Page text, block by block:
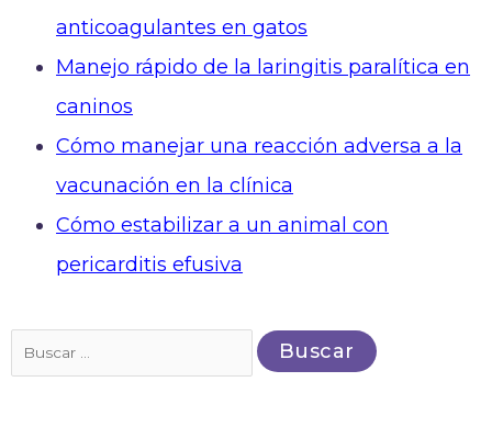
anticoagulantes en gatos
Manejo rápido de la laringitis paralítica en
caninos
Cómo manejar una reacción adversa a la
vacunación en la clínica
Cómo estabilizar a un animal con
pericarditis efusiva
por: